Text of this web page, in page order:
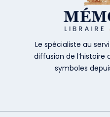
Le spécialiste au
diffusion de l’histoire
symboles